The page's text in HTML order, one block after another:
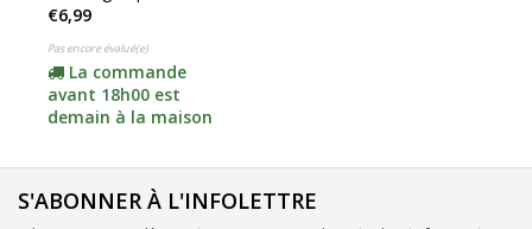
(cliquez ici pour la taille)
€6,99
Pas encore évalué(e)
La commande
avant 18h00 est
demain à la maison
S'ABONNER À L'INFOLETTRE